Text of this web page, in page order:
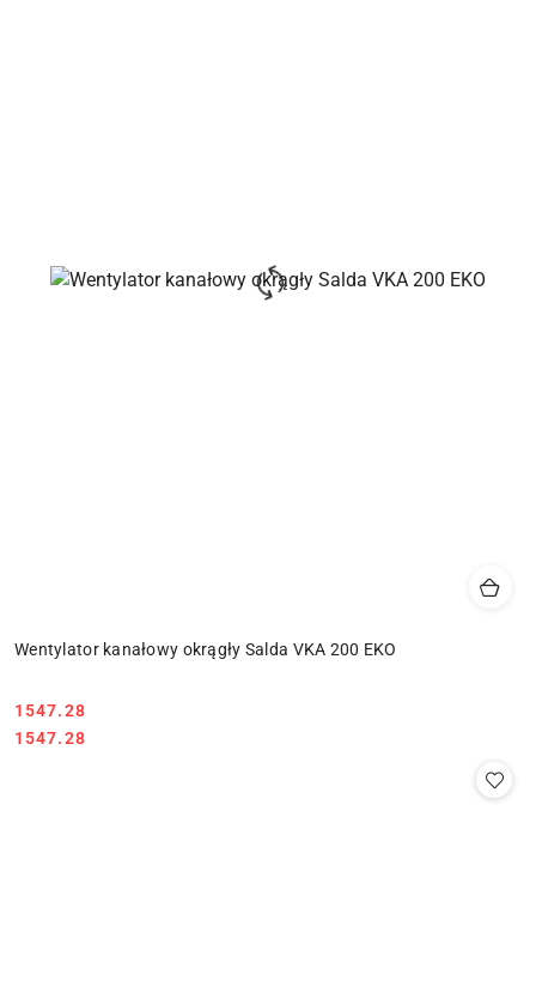
Wentylator kanałowy okrągły Salda VKA 200 EKO
Cena:
1547.28
Cena:
1547.28